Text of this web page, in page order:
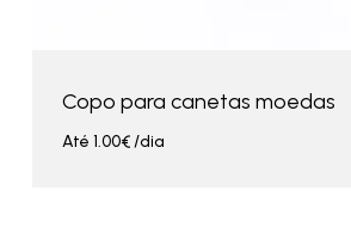
Copo para canetas moedas
Até 1.00€/dia